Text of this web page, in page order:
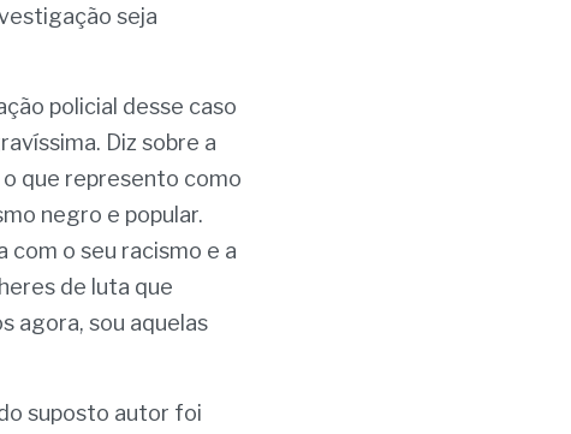
seja
policial desse caso
Diz sobre a
o que represento como
negro e popular.
com o seu racismo e a
de luta que
agora, sou aquelas
suposto autor foi